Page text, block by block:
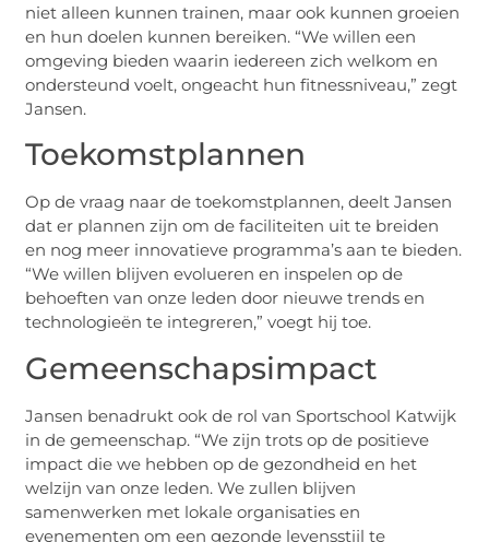
niet alleen kunnen trainen, maar ook kunnen groeien
en hun doelen kunnen bereiken. “We willen een
omgeving bieden waarin iedereen zich welkom en
ondersteund voelt, ongeacht hun fitnessniveau,” zegt
Jansen.
Toekomstplannen
Op de vraag naar de toekomstplannen, deelt Jansen
dat er plannen zijn om de faciliteiten uit te breiden
en nog meer innovatieve programma’s aan te bieden.
“We willen blijven evolueren en inspelen op de
behoeften van onze leden door nieuwe trends en
technologieën te integreren,” voegt hij toe.
Gemeenschapsimpact
Jansen benadrukt ook de rol van Sportschool Katwijk
in de gemeenschap. “We zijn trots op de positieve
impact die we hebben op de gezondheid en het
welzijn van onze leden. We zullen blijven
samenwerken met lokale organisaties en
evenementen om een gezonde levensstijl te